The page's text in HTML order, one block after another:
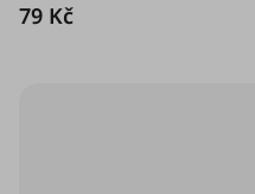
79 Kč